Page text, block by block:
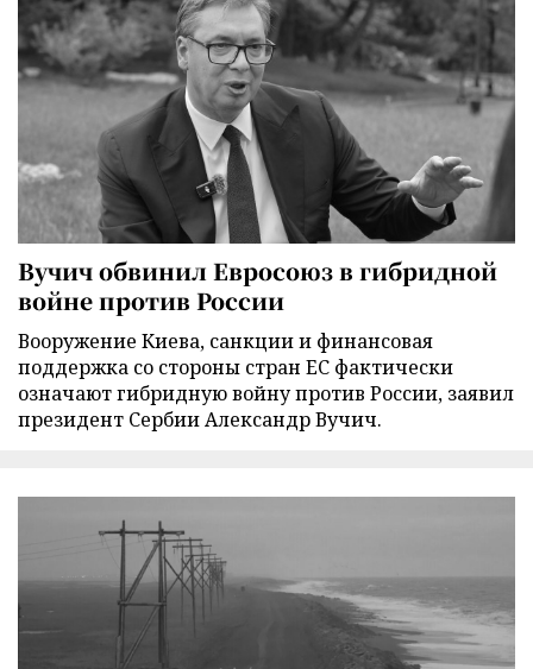
Вучич обвинил Евросоюз в гибридной
войне против России
Вооружение Киева, санкции и финансовая
поддержка со стороны стран ЕС фактически
означают гибридную войну против России, заявил
президент Сербии Александр Вучич.